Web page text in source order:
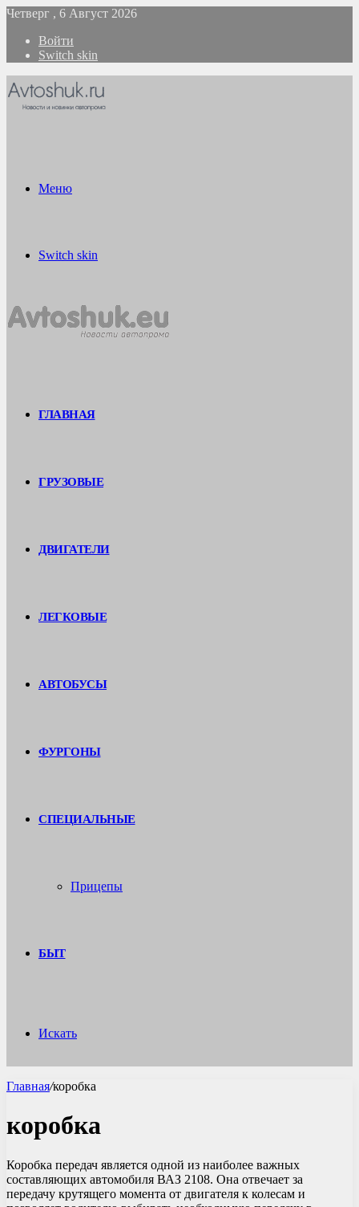
Четверг , 6 Август 2026
Войти
Switch skin
Меню
Switch skin
ГЛАВНАЯ
ГРУЗОВЫЕ
ДВИГАТЕЛИ
ЛЕГКОВЫЕ
АВТОБУСЫ
ФУРГОНЫ
СПЕЦИАЛЬНЫЕ
Прицепы
БЫТ
Искать
Главная/коробка
коробка
Коробка передач является одной из наиболее важных
составляющих автомобиля ВАЗ 2108. Она отвечает за
передачу крутящего момента от двигателя к колесам и